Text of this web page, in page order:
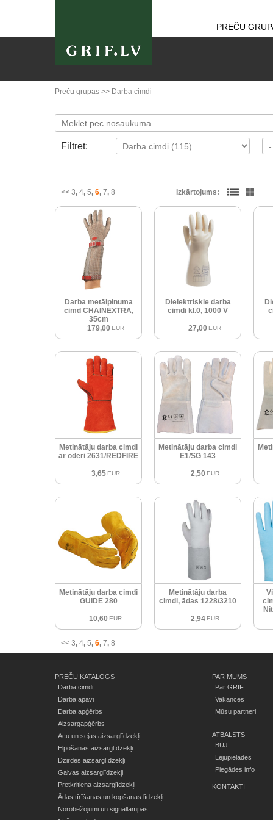
PREČU
Preču grupas >> Darba cimdi
Filtrēt:
<< 3 4 5 6 7 8 Izkārtojums:
Darba metālpinuma
cimd CHAINEXTRA,
35cm
179,00 EUR
Dielektriskie darba
cimdi kl.0, 1000 V
27,00 EUR
Metinātāju darba cimdi
ar oderi 2631/REDFIRE
3,65 EUR
Metinātāju darba cimdi
E1/SG 143
2,50 EUR
Metinātāju darba cimdi
GUIDE 280
10,60 EUR
Metinātāju darba
cimdi, ādas 1228/3210
2,94 EUR
<< 3 4 5 6 7 8
PREČU KATALOGS
Darba cimdi
Darba apavi
Darba apģērbs
Aizsargapģērbs
Acu un sejas aizsarglīdzekļi
Elpošanas aizsarglīdzekļi
Dzirdes aizsarglīdzekļi
Galvas aizsarglīdzekļi
Pretkritiena aizsarglīdzekļi
Ādas tīrīšanas un kopšanas līdzekļi
Norobežojumi un signāllampas
PAR MUMS
Par GRIF
Vakances
Mūsu partneri
ATBALSTS
BUJ
Lejupielādes
Piegādes info
KONTAKTI